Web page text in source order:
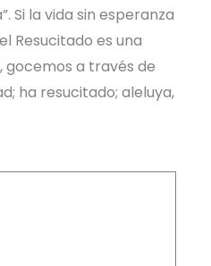
Si la vida sin esperanza
Resucitado es una
gocemos a través de
ha resucitado; aleluya,